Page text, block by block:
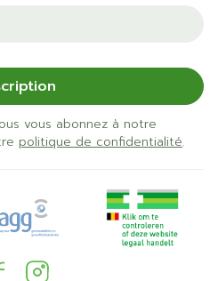
vous abonnez à notre
politique de confidentialité.